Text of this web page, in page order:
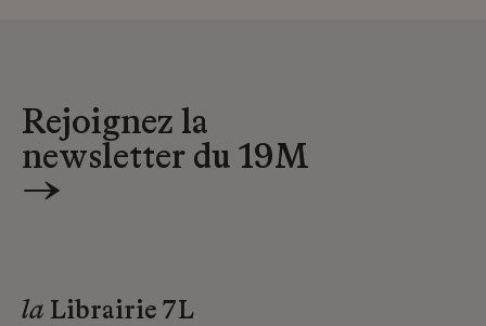
Rejoignez la
newsletter du 19M
→
la Librairie 7L